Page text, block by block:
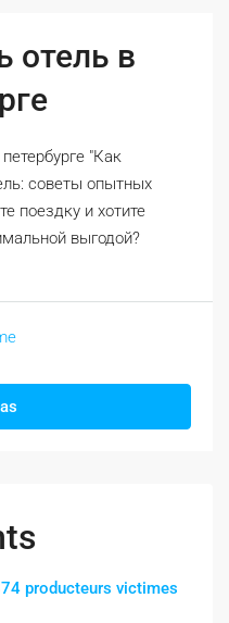
отель в
"Как
советы опытных
поездку и хотите
выгодой?
producteurs victimes